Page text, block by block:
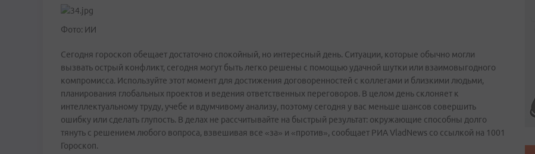
Фото: ИИ
Сегодня гороскоп обещает достаточно спокойный, но интересный день. Ситуации, которые обычно могли
вызвать острый конфликт, сегодня могут быть легко решены с помощью удачной шутки или взаимовыгодного
компромисса. Используйте этот момент для достижения договоренностей с коллегами и близкими людьми,
планирования глобальных проектов и ведения ответственных переговоров. В целом день склоняет к
интеллектуальному труду, учебе и вдумчивому анализу, поэтому сегодня у вас меньше шансов совершить
ошибку или сделать глупость. В делах не рассчитывайте на быстрый результат: окружающие способны долго
тянуть с решением любого вопроса, взвешивая все «за» и «против», сообщает РИА VladNews со ссылкой на 1001
Гороскоп.